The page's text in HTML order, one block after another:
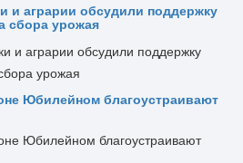
и аграрии обсудили поддержку
сбора урожая
Юбилейном благоустраивают